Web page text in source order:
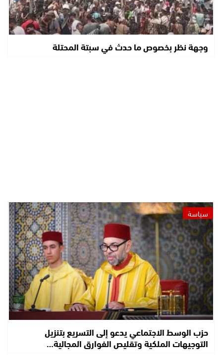
وجهة نظر بخصوص ما حدث في سبتة المحتلة
سياسة
حزب الوسط الاجتماعي يدعو إلى التسريع بتنزيل
التوجيهات الملكية وتقليص الفوارق المجالية…